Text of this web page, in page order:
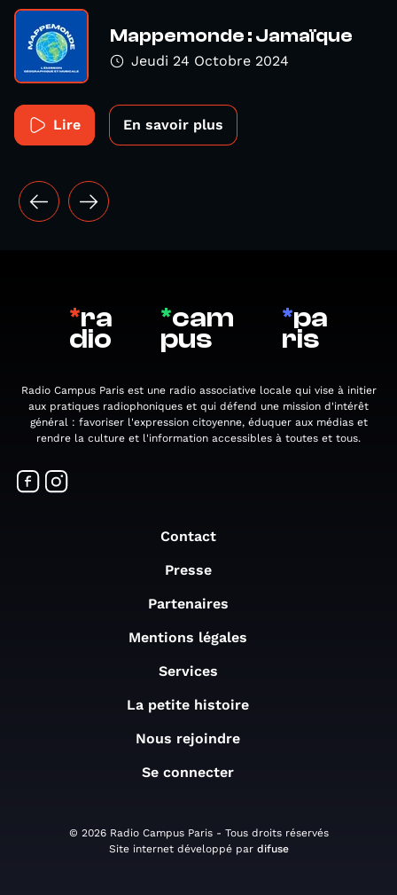
Mappemonde : Jamaïque
Jeudi 24 Octobre 2024
Lire En savoir plus
*ra
dio
*cam
pus
*pa
ris
Radio Campus Paris est une radio associative locale qui vise à initier
aux pratiques radiophoniques et qui défend une mission d'intérêt
général : favoriser l'expression citoyenne, éduquer aux médias et
rendre la culture et l'information accessibles à toutes et tous.
Contact
Presse
Partenaires
Mentions légales
Services
La petite histoire
Nous rejoindre
Se connecter
© 2026 Radio Campus Paris - Tous droits réservés
Site internet développé par difuse